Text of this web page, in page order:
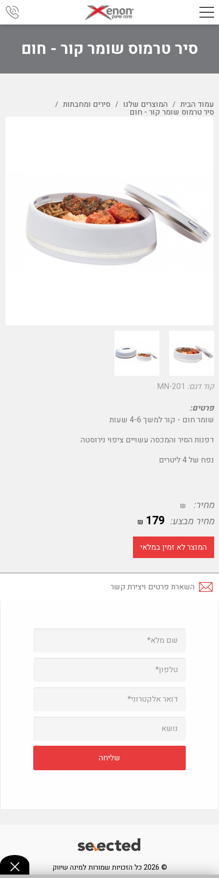
סיר טרמוס שומר קור - חום
עמוד הבית / המוצרים שלנו / סירים ומחבתות /
סיר טרמוס שומר קור - חום
קוד דגם: MN-201
פרטים:
שומר חום - קור למשך 4-6 שעות
דפנות הסיר והמכסה עשויים ציפוי נירוסטה
נפח של 4 ליטרים
מחיר: ₪
מחיר מבצע: 179
₪
המוצר לא זמין במלאי
השארת פרטים ויצירת קשר
© 2026 כל הזכויות שמורות למינה שיווק